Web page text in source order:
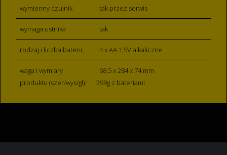
wymienny czujnik : tak przez serwis
wymaga ustnika : tak
rodzaj i liczba baterii: : 4 x AA 1,5V alkaliczne
waga i wymiary
produktu (szer/wys/gł):
: 68,5 x 284 x 74 mm
399g z bateriami